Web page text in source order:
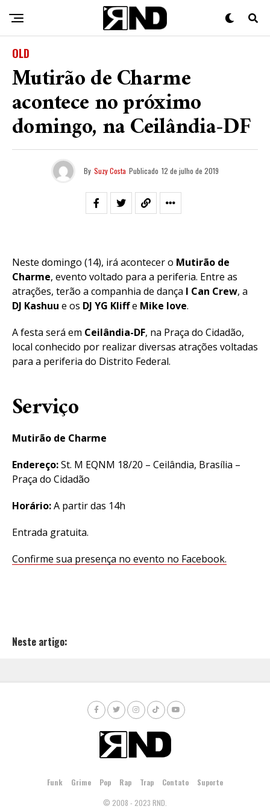
OLD
Mutirão de Charme
acontece no próximo
domingo, na Ceilândia-DF
By Suzy Costa Publicado 12 de julho de 2019
Neste domingo (14), irá acontecer o Mutirão de
Charme, evento voltado para a periferia. Entre as
atrações, terão a companhia de dança I Can Crew, a
DJ Kashuu e os DJ YG Kliffe Mike love.
A festa será em Ceilândia-DF, na Praça do Cidadão,
local conhecido por realizar diversas atrações voltadas
para a periferia do Distrito Federal.
Serviço
Mutirão de Charme
Endereço:St. M EQNM 18/20 – Ceilândia, Brasília –
Praça do Cidadão
Horário:A partir das 14h
Entrada gratuita.
Confirme sua presença no evento no Facebook.
Neste artigo:
Funk Grime Pop Rap Trap Contato
Suporte
© 2008 - 2023 RND.